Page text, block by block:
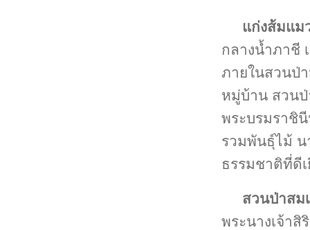
แก่งส้มแม
กลางน้ำภาชี
ภายในสวนป่
หมู่บ้าน สวนป่
พระบรมราชิ
รวมพันธุ์ไม้ น
ธรรมชาติที่ดี
สวนป่าสม
พระนางเจ้า